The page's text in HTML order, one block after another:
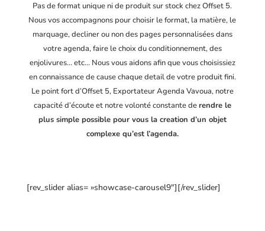
Pas de format unique ni de produit sur stock chez Offset 5.
Nous vos accompagnons pour choisir le format, la matière, le
marquage, decliner ou non des pages personnalisées dans
votre agenda, faire le choix du conditionnement, des
enjolivures… etc… Nous vous aidons afin que vous choisissiez
en connaissance de cause chaque detail de votre produit fini.
Le point fort d’Offset 5, Exportateur Agenda Vavoua, notre
capacité d’écoute et notre volonté constante derendre le
plus simple possible pour vous la creation d’un objet
complexe qu’est l’agenda.
[rev_slider alias= »showcase-carousel9″][/rev_slider]